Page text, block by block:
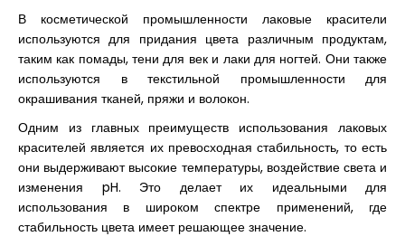
В косметической промышленности лаковые красители
используются для придания цвета различным продуктам,
таким как помады, тени для век и лаки для ногтей. Они также
используются в текстильной промышленности для
окрашивания тканей, пряжи и волокон.
Одним из главных преимуществ использования лаковых
красителей является их превосходная стабильность, то есть
они выдерживают высокие температуры, воздействие света и
изменения pH. Это делает их идеальными для
использования в широком спектре применений, где
стабильность цвета имеет решающее значение.